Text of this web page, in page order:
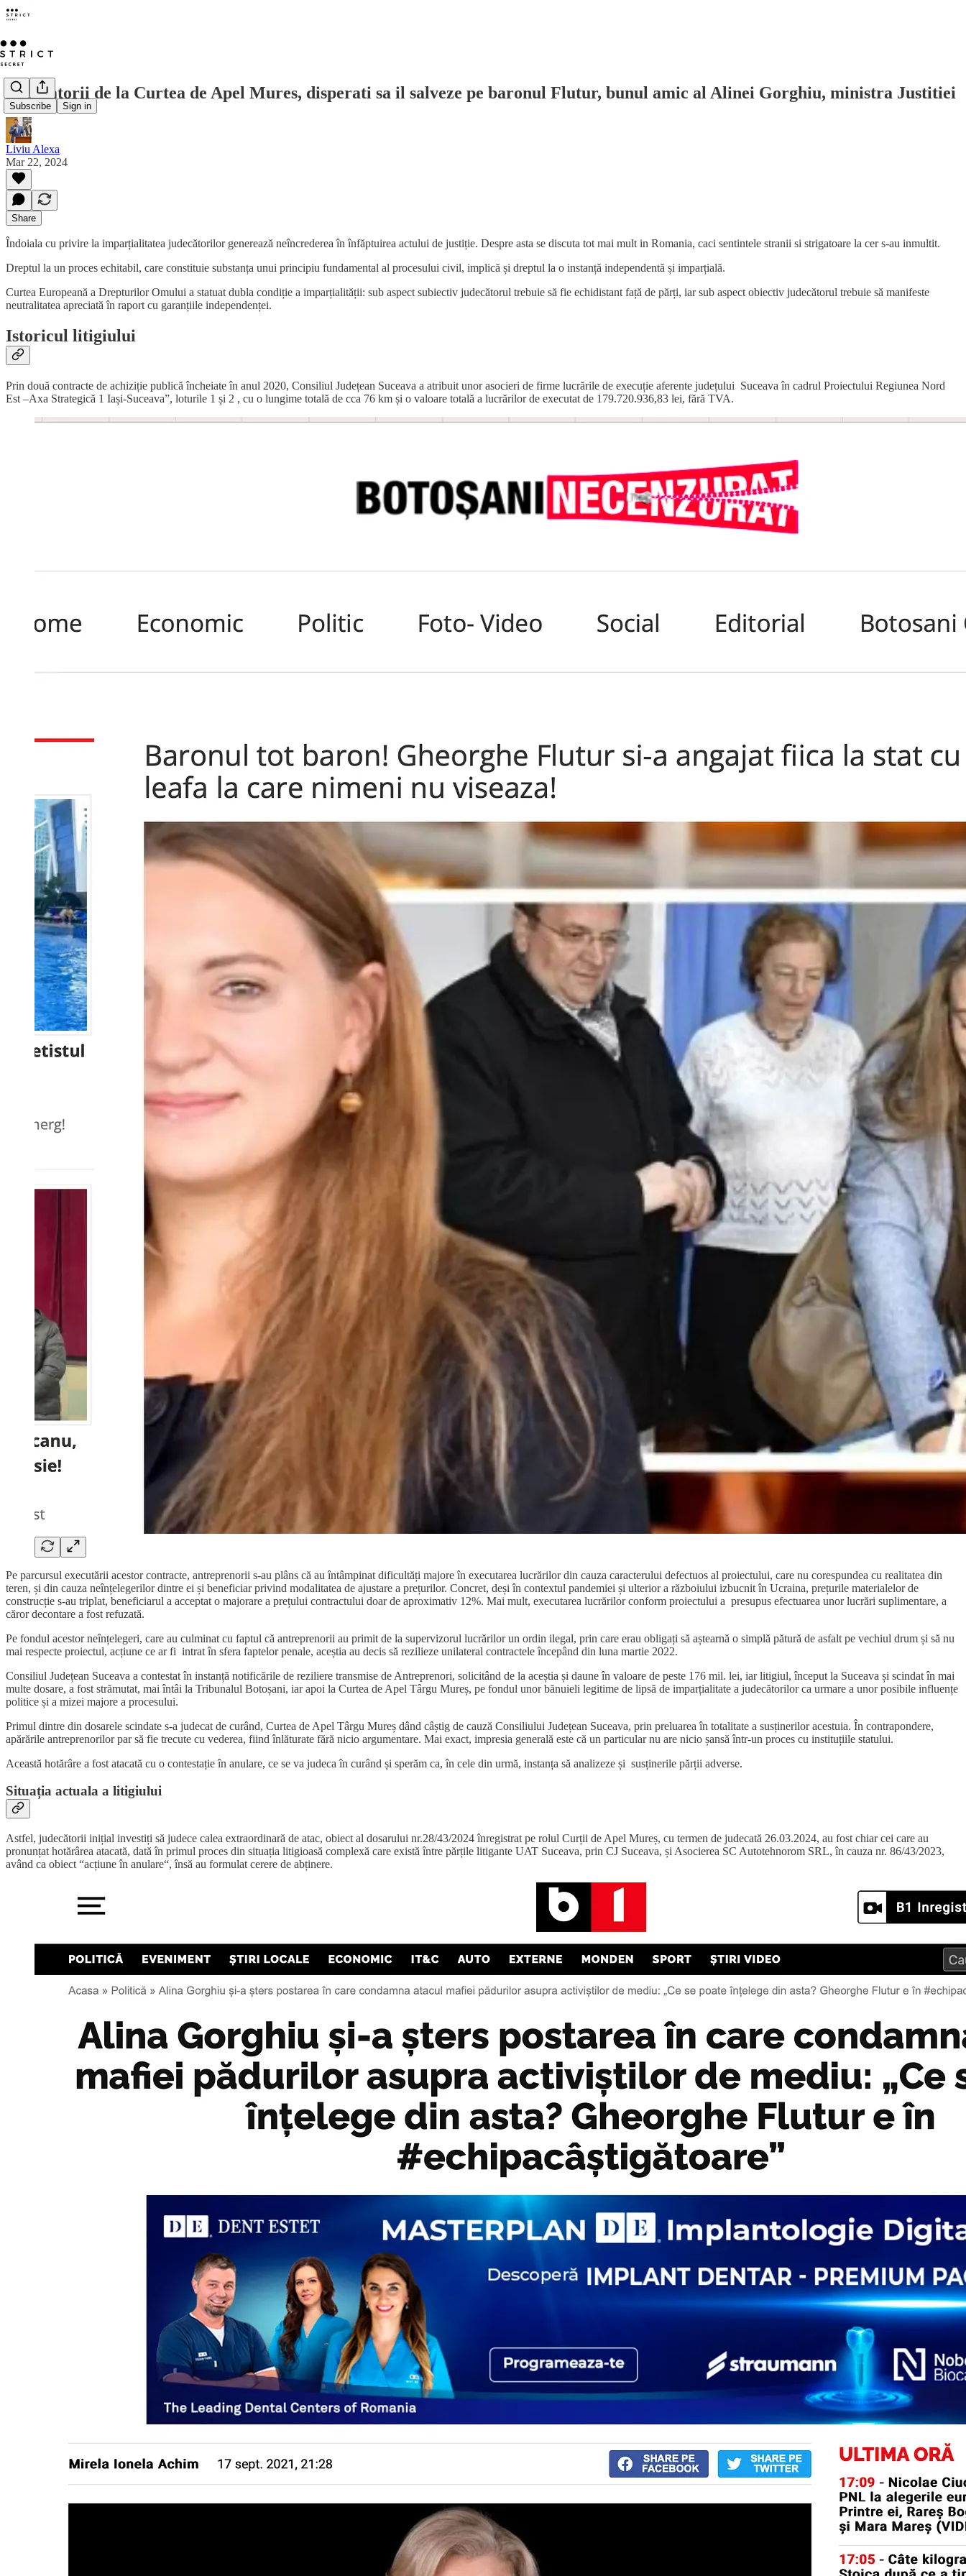
Subscribe Sign in
Judecatorii de la Curtea de Apel Mures, disperati sa il salveze pe baronul Flutur, bunul amic al Alinei Gorghiu, ministra Justitiei
Liviu Alexa
Mar 22, 2024
Share
Îndoiala cu privire la imparțialitatea judecătorilor generează neîncrederea în înfăptuirea actului de justiție. Despre asta se discuta tot mai mult in Romania, caci sentintele stranii si strigatoare la cer s-au inmultit.
Dreptul la un proces echitabil, care constituie substanța unui principiu fundamental al procesului civil, implică și dreptul la o instanță independentă și imparțială.
Curtea Europeană a Drepturilor Omului a statuat dubla condiție a imparțialității: sub aspect subiectiv judecătorul trebuie să fie echidistant față de părți, iar sub aspect obiectiv judecătorul trebuie să manifeste
neutralitatea apreciată în raport cu garanțiile independenței.
Istoricul litigiului
Prin două contracte de achiziție publică încheiate în anul 2020, Consiliul Județean Suceava a atribuit unor asocieri de firme lucrările de execuție aferente județului Suceava în cadrul Proiectului Regiunea Nord
Est –Axa Strategică 1 Iași-Suceava”, loturile 1 și 2 , cu o lungime totală de cca 76 km și o valoare totală a lucrărilor de executat de 179.720.936,83 lei, fără TVA.
Pe parcursul executării acestor contracte, antreprenorii s-au plâns că au întâmpinat dificultăți majore în executarea lucrărilor din cauza caracterului defectuos al proiectului, care nu corespundea cu realitatea din
teren, și din cauza neînțelegerilor dintre ei și beneficiar privind modalitatea de ajustare a prețurilor. Concret, deși în contextul pandemiei și ulterior a războiului izbucnit în Ucraina, prețurile materialelor de
construcție s-au triplat, beneficiarul a acceptat o majorare a prețului contractului doar de aproximativ 12%. Mai mult, executarea lucrărilor conform proiectului a presupus efectuarea unor lucrări suplimentare, a
căror decontare a fost refuzată.
Pe fondul acestor neînțelegeri, care au culminat cu faptul că antreprenorii au primit de la supervizorul lucrărilor un ordin ilegal, prin care erau obligați să aștearnă o simplă pătură de asfalt pe vechiul drum și să nu
mai respecte proiectul, acțiune ce ar fi intrat în sfera faptelor penale, aceștia au decis să rezilieze unilateral contractele începând din luna martie 2022.
Consiliul Județean Suceava a contestat în instanță notificările de reziliere transmise de Antreprenori, solicitând de la aceștia și daune în valoare de peste 176 mil. lei, iar litigiul, început la Suceava și scindat în mai
multe dosare, a fost strămutat, mai întâi la Tribunalul Botoșani, iar apoi la Curtea de Apel Târgu Mureș, pe fondul unor bănuieli legitime de lipsă de imparțialitate a judecătorilor ca urmare a unor posibile influențe
politice și a mizei majore a procesului.
Primul dintre din dosarele scindate s-a judecat de curând, Curtea de Apel Târgu Mureș dând câștig de cauză Consiliului Județean Suceava, prin preluarea în totalitate a susținerilor acestuia. În contrapondere,
apărările antreprenorilor par să fie trecute cu vederea, fiind înlăturate fără nicio argumentare. Mai exact, impresia generală este că un particular nu are nicio șansă într-un proces cu instituțiile statului.
Această hotărâre a fost atacată cu o contestație în anulare, ce se va judeca în curând și sperăm ca, în cele din urmă, instanța să analizeze și susținerile părții adverse.
Situația actuala a litigiului
Astfel, judecătorii inițial investiți să judece calea extraordinară de atac, obiect al dosarului nr.28/43/2024 înregistrat pe rolul Curții de Apel Mureș, cu termen de judecată 26.03.2024, au fost chiar cei care au
pronunțat hotărârea atacată, dată în primul proces din situația litigioasă complexă care există între părțile litigante UAT Suceava, prin CJ Suceava, și Asocierea SC Autotehnorom SRL, în cauza nr. 86/43/2023,
având ca obiect “acțiune în anulare“, însă au formulat cerere de abținere.